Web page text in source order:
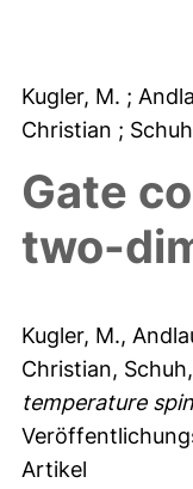
Kugler, M. ;
Christian ;
Gate
two-
Kugler, M.,
Christian,
temperature
Artikel